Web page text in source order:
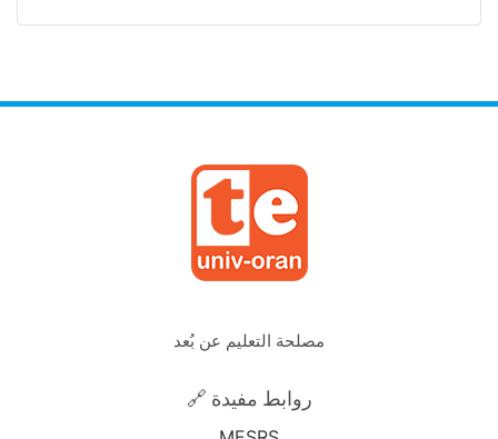
مصلحة التعليم عن بُعد
🔗 روابط مفيدة